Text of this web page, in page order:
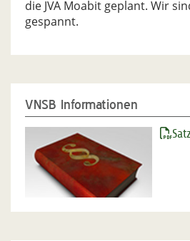
die JVA Moabit geplant. Wir
gespannt.
VNSB Informationen